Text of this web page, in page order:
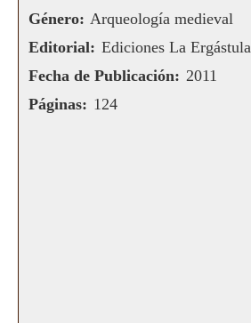
Género: Arqueología medieval
Editorial: Ediciones La Ergástula
Fecha de Publicación: 2011
Páginas: 124